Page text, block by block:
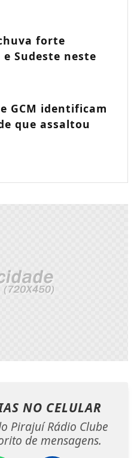
forte
Sudeste neste
GCM identificam
que assaltou
NO CELULAR
Pirajuí Rádio Clube
de mensagens.